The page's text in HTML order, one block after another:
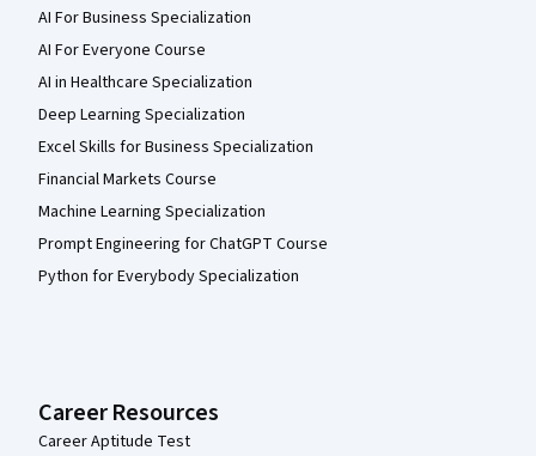
AI For Business Specialization
AI For Everyone Course
AI in Healthcare Specialization
Deep Learning Specialization
Excel Skills for Business Specialization
Financial Markets Course
Machine Learning Specialization
Prompt Engineering for ChatGPT Course
Python for Everybody Specialization
Career Resources
Career Aptitude Test